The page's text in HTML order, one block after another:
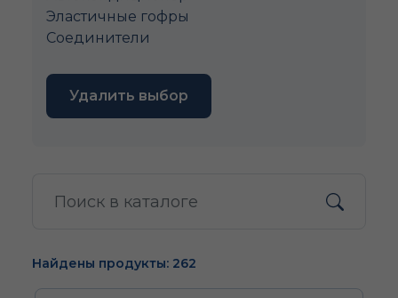
Эластичные гофры
Соединители
Удалить выбор
Найдены продукты: 262